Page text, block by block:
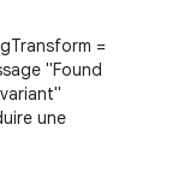
=
"Found
une